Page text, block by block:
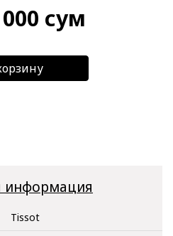
сум
информация
Tissot